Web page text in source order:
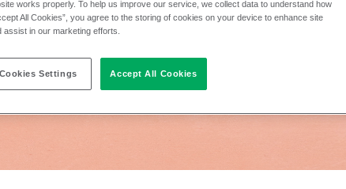
works properly. To help us improve our service, we collect data to understand how
All Cookies”, you agree to the storing of cookies on your device to enhance site
in our marketing efforts.
Cookies Settings Accept All Cookies